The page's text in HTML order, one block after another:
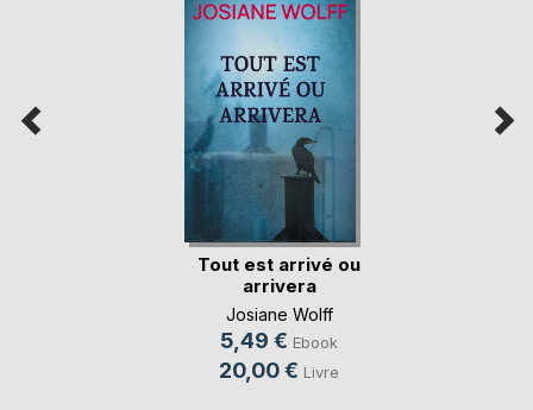
Tout est arrivé ou
arrivera
Josiane Wolff
5,49 € Ebook
20,00 € Livre